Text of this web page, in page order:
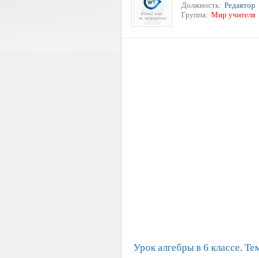
Должность: Редактор
Группа: Мир учителя
Урок алгебры в 6 классе.